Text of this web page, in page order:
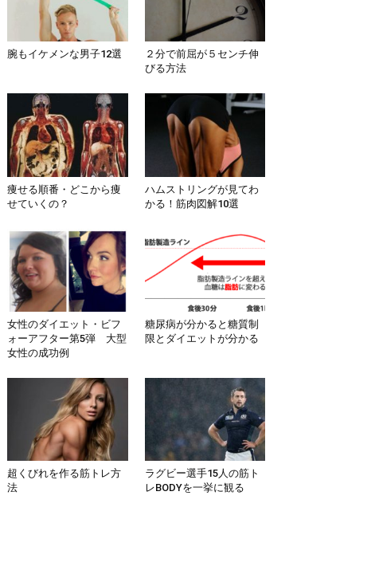
腕もイケメンな男子12選
２分で前屈が５センチ伸
びる方法
痩せる順番・どこから痩
せていくの？
ハムストリングが見てわ
かる！筋肉図解10選
女性のダイエット・ビフ
ォーアフター第5弾 大型
女性の成功例
糖尿病が分かると糖質制
限とダイエットが分かる
超くびれを作る筋トレ方
法
ラグビー選手15人の筋ト
レBODYを一挙に観る